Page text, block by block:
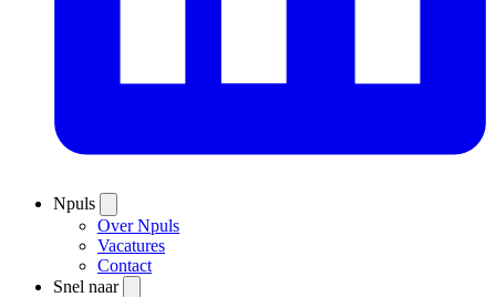
Npuls
Over Npuls
Vacatures
Contact
Snel naar